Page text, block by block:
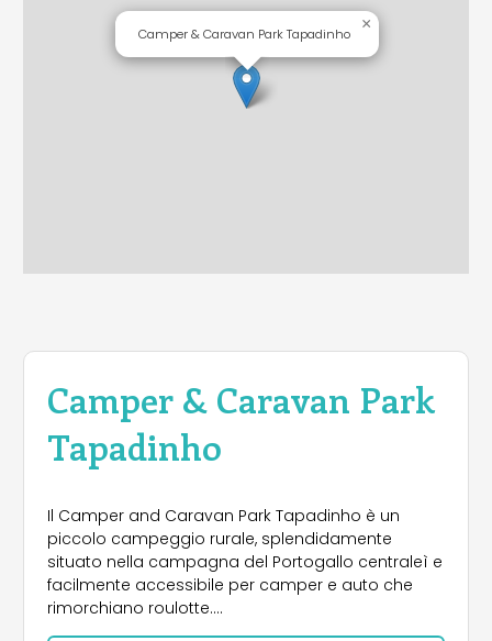
Camper & Caravan Park
Tapadinho
Il Camper and Caravan Park Tapadinho è un
piccolo campeggio rurale, splendidamente
situato nella campagna del Portogallo centraleì e
facilmente accessibile per camper e auto che
rimorchiano roulotte.
Camper & Caravan Park Tapadinho
×